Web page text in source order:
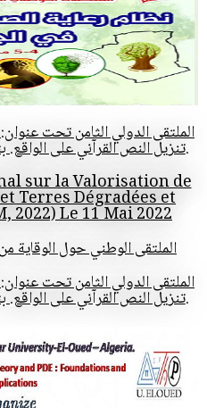
الملتقى الدولي الثامن تحت
تنزيل النص القرآني على الواقع. بتاريخ: 15 و16 نوفمبر 2022م.
sur la Valorisation de
Terres Dégradées et
2022) Le 11 Mai 2022
الملتقى الوطني حول الوقاية
الملتقى الدولي الثامن تحت
تنزيل النص القرآني على الواقع. بتاريخ: 15 و16 نوفمبر 2022م.